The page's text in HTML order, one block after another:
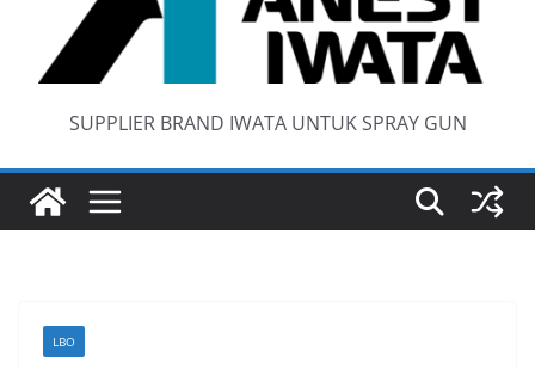
SUPPLIER BRAND IWATA UNTUK SPRAY GUN
LBO